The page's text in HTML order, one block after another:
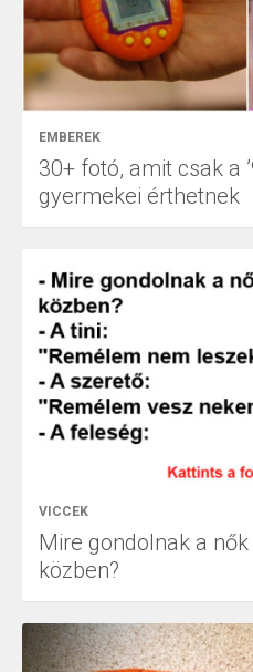
EMBEREK
30+ fotó, amit csak a
gyermekei érthetnek
VICCEK
Mire gondolnak a
közben?